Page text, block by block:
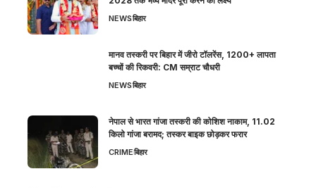
NEWSबिहार
मानव तस्करी पर बिहार में जीरो टॉलरेंस, 1200+ लापता
बच्चों की रिकवरी: CM सम्राट चौधरी
NEWSबिहार
नेपाल से भारत गांजा तस्करी की कोशिश नाकाम, 11.02
किलो गांजा बरामद; तस्कर बाइक छोड़कर फरार
CRIMEबिहार